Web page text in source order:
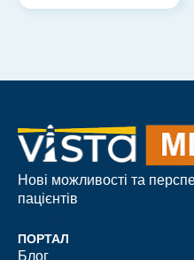
Нові можливості та
пацієнтів
ПОРТАЛ